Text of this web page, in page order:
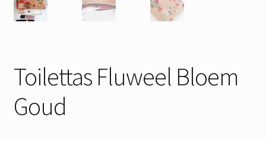
Toilettas Fluweel Bloem
Goud